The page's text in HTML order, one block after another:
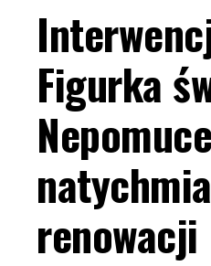
Figurka
renowacji